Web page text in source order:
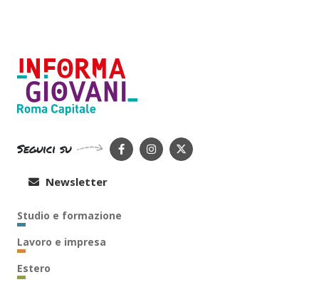
Seguici su
Newsletter
Studio e formazione
Lavoro e impresa
Estero